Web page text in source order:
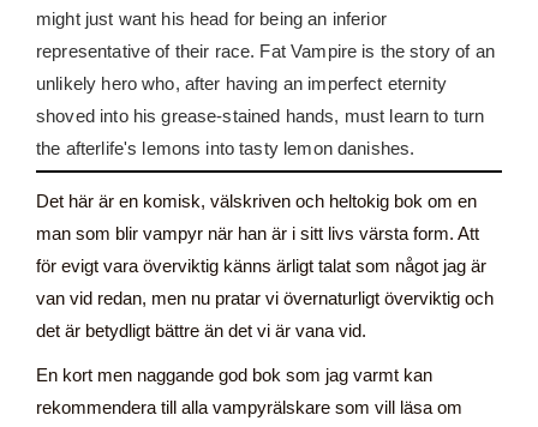
might just want his head for being an inferior
representative of their race. Fat Vampire is the story of an
unlikely hero who, after having an imperfect eternity
shoved into his grease-stained hands, must learn to turn
the afterlife's lemons into tasty lemon danishes.
Det här är en komisk, välskriven och heltokig bok om en
man som blir vampyr när han är i sitt livs värsta form. Att
för evigt vara överviktig känns ärligt talat som något jag är
van vid redan, men nu pratar vi övernaturligt överviktig och
det är betydligt bättre än det vi är vana vid.
En kort men naggande god bok som jag varmt kan
rekommendera till alla vampyrälskare som vill läsa om